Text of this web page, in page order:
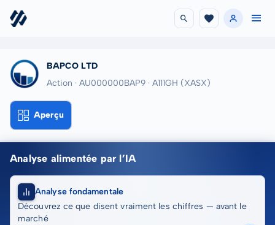
BAPCO LTD
Action · AU000000BAP9 · A111GH (XASX)
Aperçu
Analyse alimentée par l’IA
Analyse fondamentale
Découvrez ce que disent vraiment les chiffres — avant le
marché